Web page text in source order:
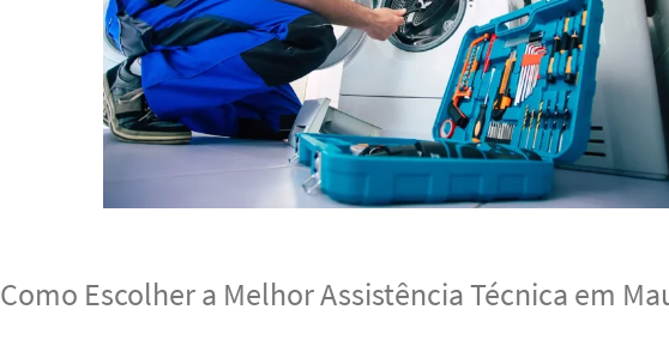
Como Escolher a Melhor Assistência Técnica em